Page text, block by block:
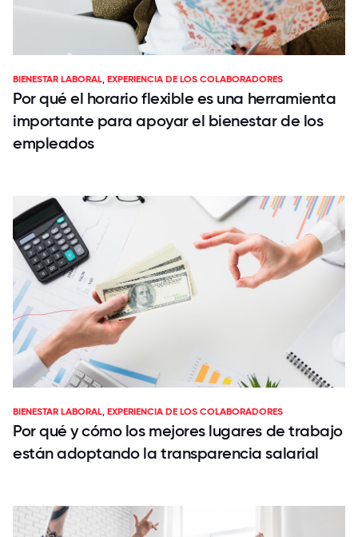
BIENESTAR LABORAL,EXPERIENCIA DE LOS COLABORADORES
Por qué el horario flexible es una herramienta
importante para apoyar el bienestar de los
empleados
BIENESTAR LABORAL,EXPERIENCIA DE LOS COLABORADORES
Por qué y cómo los mejores lugares de trabajo
están adoptando la transparencia salarial